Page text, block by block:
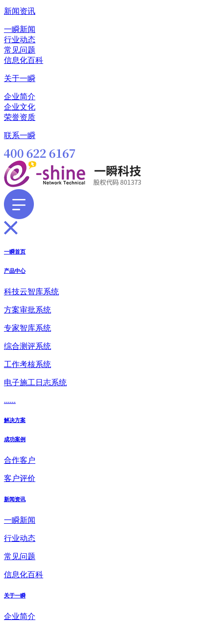
新闻资讯
一瞬新闻
行业动态
常见问题
信息化百科
关于一瞬
企业简介
企业文化
荣誉资质
联系一瞬
一瞬首页
产品中心
科技云智库系统
方案审批系统
专家智库系统
综合测评系统
工作考核系统
电子施工日志系统
......
解决方案
成功案例
合作客户
客户评价
新闻资讯
一瞬新闻
行业动态
常见问题
信息化百科
关于一瞬
企业简介